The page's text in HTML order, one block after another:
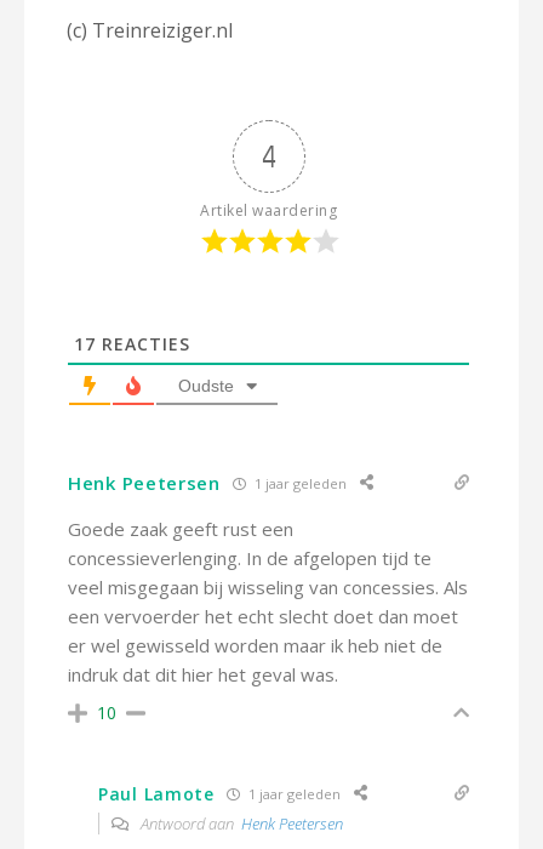
(c) Treinreiziger.nl
4
Artikel waardering
17 REACTIES
Oudste
Henk Peetersen 1 jaar geleden
Goede zaak geeft rust een
concessieverlenging. In de afgelopen tijd te
veel misgegaan bij wisseling van concessies. Als
een vervoerder het echt slecht doet dan moet
er wel gewisseld worden maar ik heb niet de
indruk dat dit hier het geval was.
10
Paul Lamote 1 jaar geleden
Antwoord aan Henk Peetersen